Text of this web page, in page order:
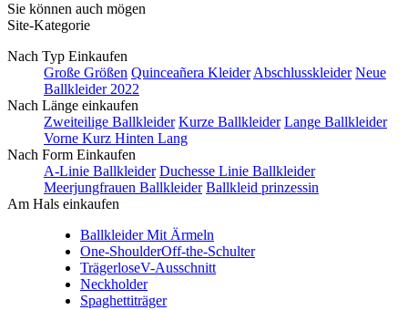
Sie können auch mögen
Site-Kategorie
Nach Typ Einkaufen
Große Größen Quinceañera KleiderAbschlusskleider Neue
Ballkleider 2022
Nach Länge einkaufen
Zweiteilige Ballkleider Kurze Ballkleider Lange Ballkleider
Vorne Kurz Hinten Lang
Nach Form Einkaufen
A-Linie Ballkleider Duchesse Linie Ballkleider
Meerjungfrauen Ballkleider Ballkleid prinzessin
Am Hals einkaufen
Ballkleider Mit Ärmeln
One-ShoulderOff-the-Schulter
TrägerloseV-Ausschnitt
Neckholder
Spaghettiträger